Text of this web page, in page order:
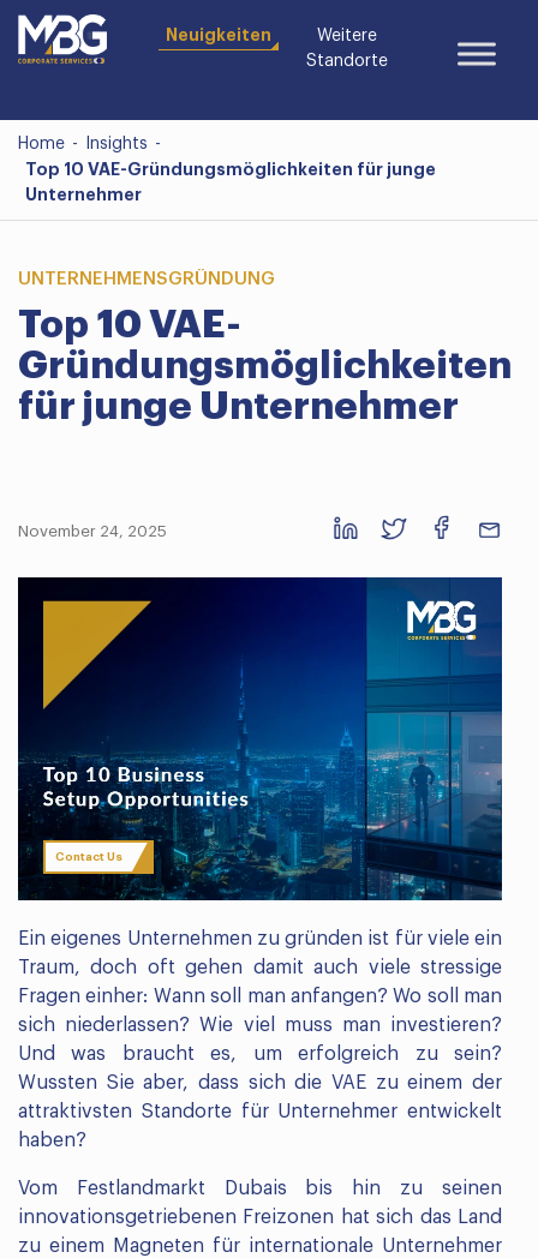
Neuigkeiten
Weitere
Standorte
Home - Insights -
Top 10 VAE-Gründungsmöglichkeiten für junge
Unternehmer
UNTERNEHMENSGRÜNDUNG
Top 10 VAE-
Gründungsmöglichkeiten
für junge Unternehmer
November 24, 2025
Contact Us
Ein eigenes Unternehmen zu gründen ist für viele ein
Traum, doch oft gehen damit auch viele stressige
Fragen einher: Wann soll man anfangen? Wo soll man
sich niederlassen? Wie viel muss man investieren?
Und was braucht es, um erfolgreich zu sein?
Wussten Sie aber, dass sich die VAE zu einem der
attraktivsten Standorte für Unternehmer entwickelt
haben?
Vom Festlandmarkt Dubais bis hin zu seinen
innovationsgetriebenen Freizonen hat sich das Land
zu einem Magneten für internationale Unternehmer